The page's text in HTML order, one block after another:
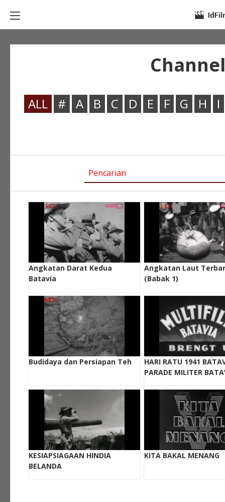
ALL # A B C D E F G H I
Angkatan Darat Kedua
Batavia
Angkatan Laut
(Babak 1)
Budidaya dan Persiapan Teh
HARI RATU 1941
PARADE MILITER
KESIAPSIAGAAN HINDIA
BELANDA
KITA BAKAL MENANG